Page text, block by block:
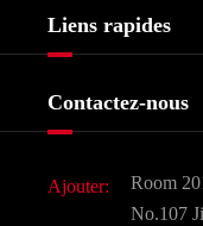
Biochimique
Produits
Ingrédients
Saveurs et parfums
Liens rapides
Contactez-nous
Ajouter:
Room
No.107